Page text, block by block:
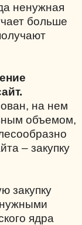
ненужная
больше
на нем
объемом,
– закупку
закупку
ядра